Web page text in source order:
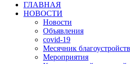
ГЛАВНАЯ
НОВОСТИ
Новости
Объявления
covid-19
Месячник
Мероприятия